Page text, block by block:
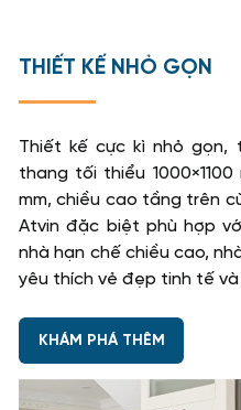
THIẾT KẾ NHỎ GỌN
Thiết kế cực kì nhỏ gọn,
thang tối thiểu
mm, chiều cao tầng trên
Atvin đặc biệt phù hợp
nhà hạn chế chiều cao,
yêu thích vẻ đẹp tinh tế
KHÁM PHÁ THÊM